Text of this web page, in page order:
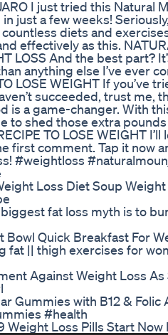
I just tried this Natural
just a few weeks! Seriously,
diets and
effectively as this.
LOSS And the best part?
anything else I’ve ever
LOSE WEIGHT If you’ve
succeeded, trust me,
is a game-changer. With
to shed those extra
TO LOSE WEIGHT
first comment. Tap it now
#weightloss
Loss Diet Soup Weight
fat loss myth is to
Bowl Quick Breakfast For
fat || thigh exercises for
Against Weight Loss As
Gummies with B12 & Folic
#health
Weight Loss Pills Start Now